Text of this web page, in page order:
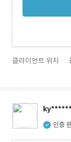
클라이언트 위치
인증